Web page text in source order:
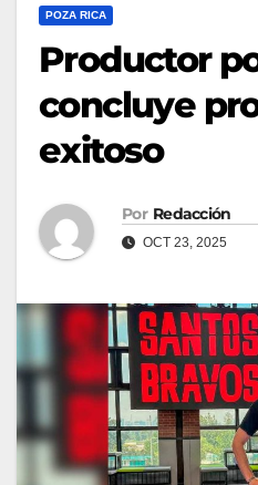
POZA RICA
Productor
concluye
exitoso
Por Redacción
OCT 23, 2025